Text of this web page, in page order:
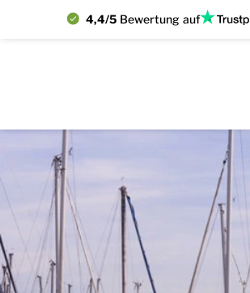
4,4/5 Bewertung auf